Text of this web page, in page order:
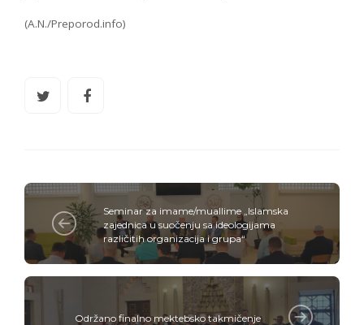
(A.N./Preporod.info)
Seminar za imame/muallime „Islamska
zajednica u suočenju sa ideologijama
različitih organizacija i grupa“
Održano finalno mektebsko takmičenje